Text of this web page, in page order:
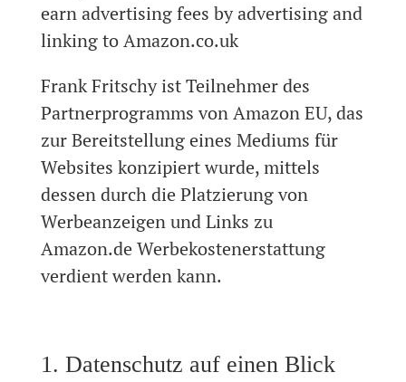
earn advertising fees by advertising and
linking to Amazon.co.uk
Frank Fritschy ist Teilnehmer des
Partnerprogramms von Amazon EU, das
zur Bereitstellung eines Mediums für
Websites konzipiert wurde, mittels
dessen durch die Platzierung von
Werbeanzeigen und Links zu
Amazon.de Werbekostenerstattung
verdient werden kann.
1. Datenschutz auf einen Blick